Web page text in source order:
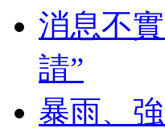
消息不
請”
暴雨、